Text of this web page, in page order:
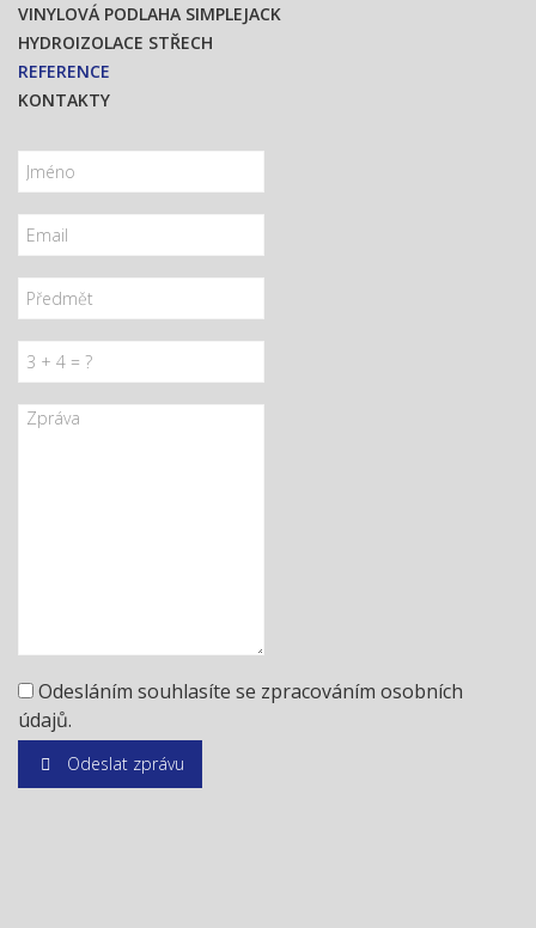
VINYLOVÁ PODLAHA SIMPLEJACK
HYDROIZOLACE STŘECH
REFERENCE
KONTAKTY
Odesláním souhlasíte se zpracováním osobních
údajů.
Odeslat zprávu